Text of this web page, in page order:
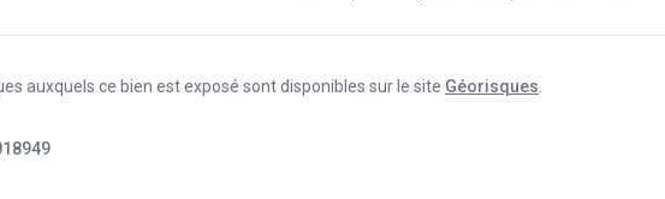
auxquels ce bien est exposé sont disponibles sur le site Géorisques.